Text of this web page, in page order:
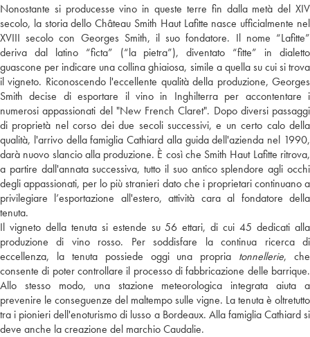
Nonostante si producesse vino in queste terre fin dalla metà del XIV
secolo, la storia dello Château Smith Haut Lafitte nasce ufficialmente nel
XVIII secolo con Georges Smith, il suo fondatore. Il nome “Lafitte”
deriva dal latino “ficta” (“la pietra”), diventato “fitte” in dialetto
guascone per indicare una collina ghiaiosa, simile a quella su cui si trova
il vigneto. Riconoscendo l'eccellente qualità della produzione, Georges
Smith decise di esportare il vino in Inghilterra per accontentare i
numerosi appassionati del "New French Claret". Dopo diversi passaggi
di proprietà nel corso dei due secoli successivi, e un certo calo della
qualità, l'arrivo della famiglia Cathiard alla guida dell'azienda nel 1990,
darà nuovo slancio alla produzione. È così che Smith Haut Lafitte ritrova,
a partire dall'annata successiva, tutto il suo antico splendore agli occhi
degli appassionati, per lo più stranieri dato che i proprietari continuano a
privilegiare l’esportazione all'estero, attività cara al fondatore della
tenuta.
Il vigneto della tenuta si estende su 56 ettari, di cui 45 dedicati alla
produzione di vino rosso. Per soddisfare la continua ricerca di
eccellenza, la tenuta possiede oggi una propria tonnellerie, che
consente di poter controllare il processo di fabbricazione delle barrique.
Allo stesso modo, una stazione meteorologica integrata aiuta a
prevenire le conseguenze del maltempo sulle vigne. La tenuta è oltretutto
tra i pionieri dell'enoturismo di lusso a Bordeaux. Alla famiglia Cathiard si
deve anche la creazione del marchio Caudalie.